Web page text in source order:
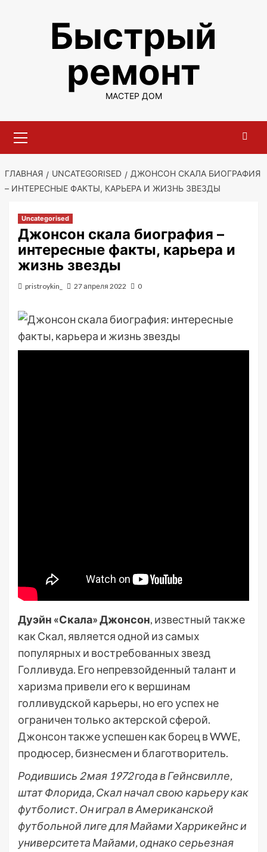
содержимомуБыстрый
ремонт
МАСТЕР ДОМ
меню
ГЛАВНАЯ UNCATEGORISED
ДЖОНСОН СКАЛА БИОГРАФИЯ
– ИНТЕРЕСНЫЕ ФАКТЫ, КАРЬЕРА И ЖИЗНЬ ЗВЕЗДЫ
Uncategorised
Джонсон скала биография –
интересные факты, карьера и
жизнь звезды
pristroykin_ 27 апреля 2022 0
Дуэйн «Скала» Джонсон, известный также
как Скал, является одной из самых
популярных и востребованных звезд
Голливуда. Его непревзойденный талант и
харизма привели его к вершинам
голливудской карьеры, но его успех не
ограничен только актерской сферой.
Джонсон также успешен как борец в WWE,
продюсер, бизнесмен и благотворитель.
Родившись 2 мая 1972 года в Гейнсвилле,
штат Флорида, Скал начал свою карьеру как
футболист. Он играл в Американской
футбольной лиге для Майами Харрикейнс и
университета Майами, однако серьезная